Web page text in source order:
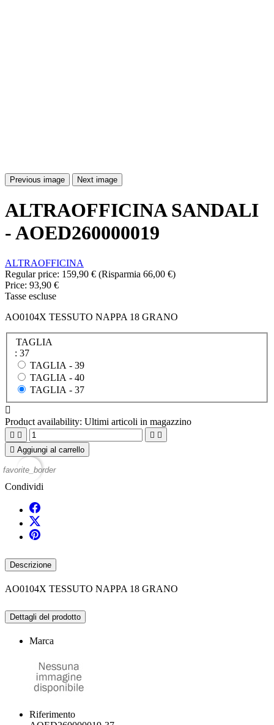
Previous image Next image
ALTRAOFFICINA SANDALI
- AOED260000019
ALTRAOFFICINA
Regular price: 159,90 € (Risparmia 66,00 €)
Price: 93,90 €
Tasse escluse
AO0104X TESSUTO NAPPA 18 GRANO
TAGLIA
: 37
TAGLIA - 39
TAGLIA - 40
TAGLIA - 37

Product availability: Ultimi articoli in magazzino
   
 Aggiungi al carrello
favorite_border
Condividi
Descrizione
AO0104X TESSUTO NAPPA 18 GRANO
Dettagli del prodotto
Marca
Riferimento